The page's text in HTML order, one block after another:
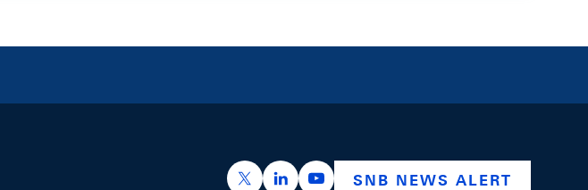
https://x.com/snb_bns
https://ch.linkedin.com/company/swiss-
https://www.youtube.com/
SNB NEWS ALERT